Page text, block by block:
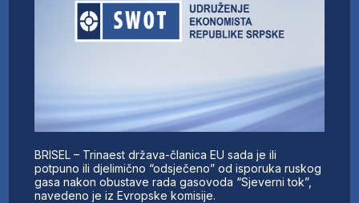
BRISEL – Trinaest država-članica EU sada je ili
potpuno ili djelimično “odsječeno” od isporuka ruskog
gasa nakon obustave rada gasovoda “Sjeverni tok”,
navedeno je iz Evropske komisije.